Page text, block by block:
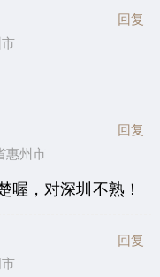
回复
惠州市
回复
喔，对深圳不熟！
回复